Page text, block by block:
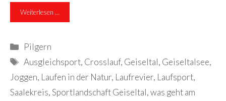
Weiterlesen …
Kategorien
Pilgern
Schlagwörter
Ausgleichsport, Crosslauf, Geiseltal, Geiseltalsee,
Joggen, Laufen in der Natur, Laufrevier, Laufsport,
Saalekreis,Sportlandschaft Geiseltal,was geht am